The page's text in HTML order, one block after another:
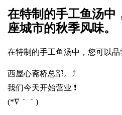
在特制的手工鱼汤中
座城市的秋季风味。
在特制的手工鱼汤中，您可以品
西屋心斋桥总部。⤴️
我们今天开始营业 ❗
(*∇｀｀)